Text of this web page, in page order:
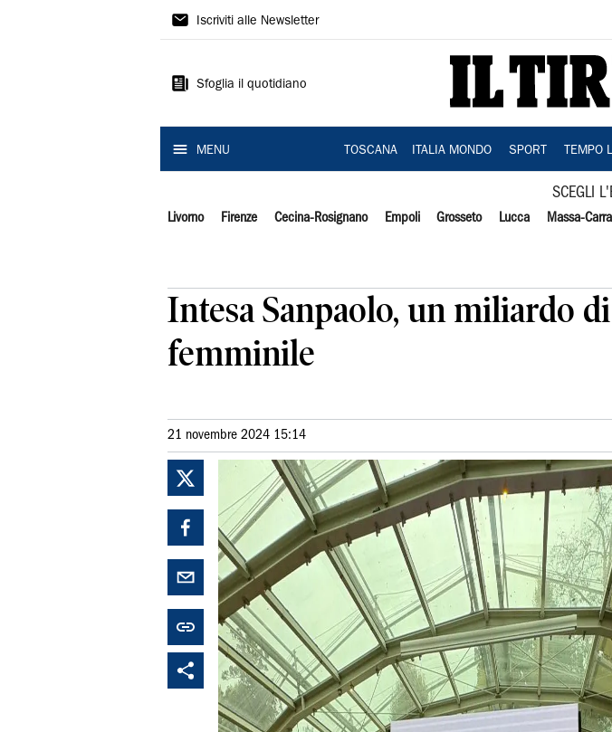
Il
Iscriviti alle Newsletter
Sfoglia il quotidiano
MENU TOSCANA ITALIA MONDO SPORT TEMPO
SCEGLI
Livorno Firenze Cecina-Rosignano Empoli Grosseto Lucca Massa-
Intesa Sanpaolo, un miliardo
femminile
21 novembre 2024 15:14